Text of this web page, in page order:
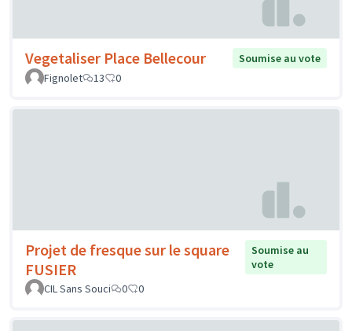
Vegetaliser Place Bellecour
Soumise au vote
Fignolet
13 0
Projet de fresque sur le square
FUSIER
Soumise au
vote
CIL Sans Souci
0 0